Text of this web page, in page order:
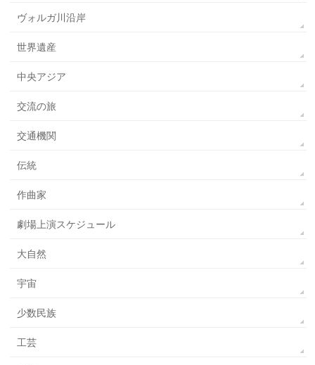
ヴォルガ川沿岸
世界遺産
中央アジア
交流の旅
交通機関
伝統
作曲家
劇場上演スケジュール
大自然
宇宙
少数民族
工芸